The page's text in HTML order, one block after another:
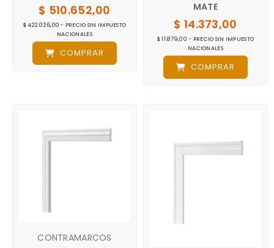
$ 510.652,00
$ 422.026,00 - PRECIO SIN IMPUESTO
NACIONALES
COMPRAR
MATE
$ 14.373,00
$ 11.879,00 - PRECIO SIN IMPUESTO
NACIONALES
COMPRAR
CONTRAMARCOS